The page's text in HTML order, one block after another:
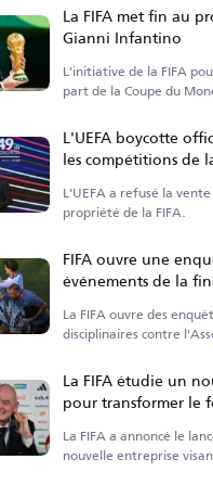
La FIFA met fin au
Gianni Infantino
L'initiative de la FIFA
part de la Coupe du
L'UEFA boycotte
les compétitions de
raison d'une
proposition
L'UEFA a refusé la
propriété de la FIFA.
FIFA ouvre une
événements de la
Coupe du Monde
La FIFA ouvre des
disciplinaires contre
La FIFA étudie un
pour transformer le
La FIFA a annoncé le
nouvelle entreprise